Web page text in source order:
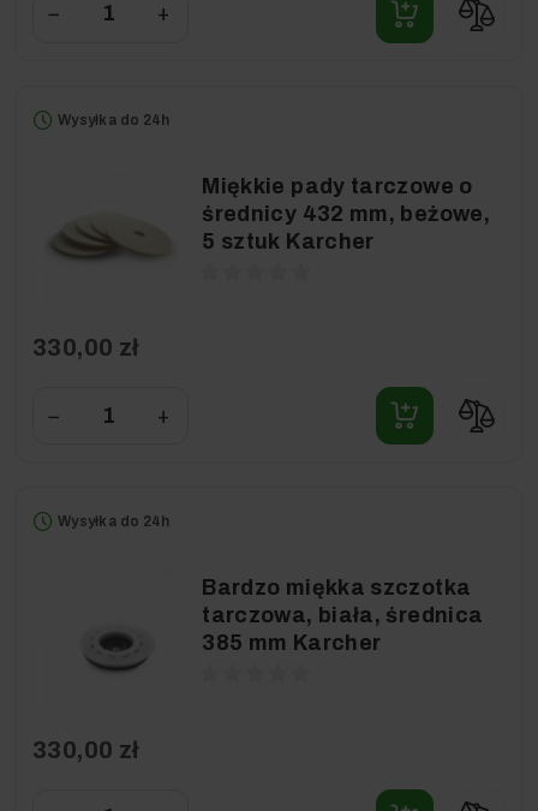
− +
Wysyłka do 24h
Miękkie pady tarczowe o
średnicy 432 mm, beżowe,
5 sztuk Karcher
330,00 zł
− +
Wysyłka do 24h
Bardzo miękka szczotka
tarczowa, biała, średnica
385 mm Karcher
330,00 zł